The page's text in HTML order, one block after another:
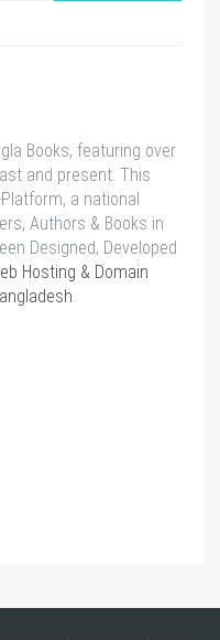
Books, featuring over
and present. This
a national
Authors & Books in
Designed, Developed
Hosting & Domain